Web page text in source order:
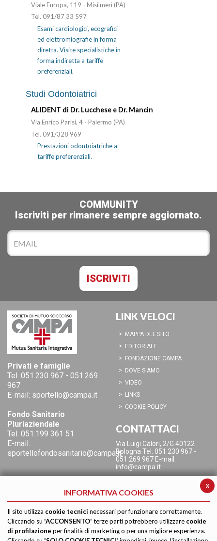
Viale Europa, 119 - Misilmeri (PA)
Tel. 091/87 33 597
Esami cardiologici, ecografici
ed elettromiografie in forma
diretta. Visite specialistiche in
forma indiretta a tariffe
preferenziali.
Studi Odontoiatrici
ALIDENT di Dr. Lucchese e Dr. Mancin
Via Enrico Parisi, 4 - Palermo (PA)
Tel. 091/328 969
Prestazioni odontoiatriche a
tariffe preferenziali.
COMMUNITY
Iscriviti per rimanere sempre aggiornato.
LINK VELOCI
MAPPA DEL SITO
EDITORIALE
FONDAZIONE CAMPA
DOVE SIAMO
VIDEO
LINKS
COOKIE POLICY
CONTATTACI
Via Luigi Calori, 2/G 40122
Bologna Tel. 051.230 967 -
051.269 967 E-mail:
info@campa.it
Privati e famiglie
Tel. 051.230 967 - 051.269
967
E-mail: sportello@campa.it
Fondo Sanitario
Pluriaziendale
Tel. 051.199 361 51
E-mail:
sportellofondosanitario@campa.it
x
INFORMATIVA COOKIES
Il sito utilizza cookie tecnici necessari per funzionare correttamente.
Cliccando su 'ACCONSENTO' terze parti potrebbero utilizzare cookie
di profilazione per finalità di marketing o per una migliore esperienza.